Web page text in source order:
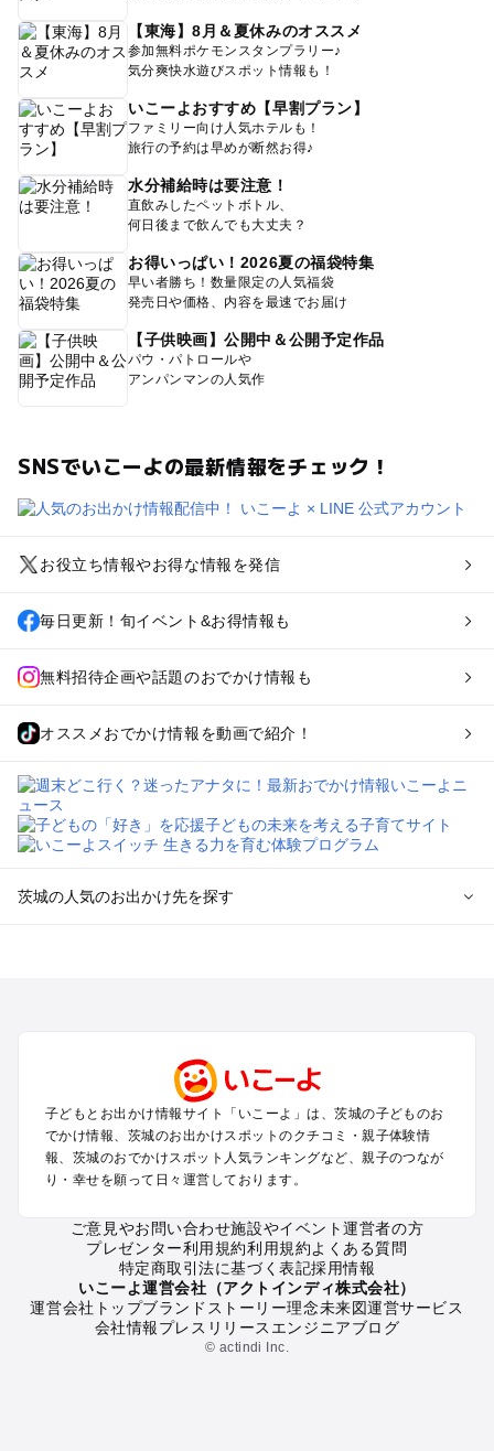
【東海】8月＆夏休みのオススメ
参加無料ポケモンスタンプラリー♪
気分爽快水遊びスポット情報も！
いこーよおすすめ【早割プラン】
ファミリー向け人気ホテルも！
旅行の予約は早めが断然お得♪
水分補給時は要注意！
直飲みしたペットボトル、
何日後まで飲んでも大丈夫？
お得いっぱい！2026夏の福袋特集
早い者勝ち！数量限定の人気福袋
発売日や価格、内容を最速でお届け
【子供映画】公開中＆公開予定作品
パウ・パトロールや
アンパンマンの人気作
SNSでいこーよの最新情報をチェック！
お役立ち情報やお得な情報を発信
毎日更新！旬イベント&お得情報も
無料招待企画や話題のおでかけ情報も
オススメおでかけ情報を動画で紹介！
茨城の人気のお出かけ先を探す
久喜・行田・加須・羽生のプールお出かけ
土浦・霞ヶ浦・鹿島・潮来のプールお出かけ
大洗・ひたちなかのプールお出かけ
熊谷・太田・足利・古河のプールお出かけ
日立・北茨城・奥久慈のプールお出かけ
茨城の定番お出かけスポット
茨城の遊園地
茨城の動物園
茨城のバーベキュー
子どもとお出かけ情報サイト「いこーよ」は、茨城の子どものお
でかけ情報、茨城のお出かけスポットのクチコミ・親子体験情
報、茨城のおでかけスポット人気ランキングなど、親子のつなが
り・幸せを願って日々運営しております。
ご意見やお問い合わせ施設やイベント運営者の方
プレゼンター利用規約利用規約よくある質問
特定商取引法に基づく表記採用情報
いこーよ運営会社（アクトインディ株式会社）
運営会社トップブランドストーリー理念未来図運営サービス
会社情報プレスリリース エンジニアブログ
© actindi Inc.